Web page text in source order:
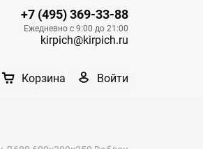
+7 (495) 369-33-88
Ежедневно с 9:00 до 21:00
kirpich@kirpich.ru
Корзина Войти